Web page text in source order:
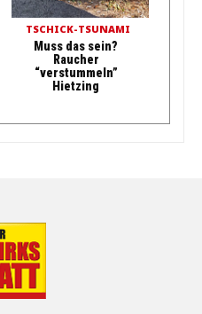
TSCHICK-TSUNAMI
Muss das sein?
Raucher
“verstummeln”
Hietzing